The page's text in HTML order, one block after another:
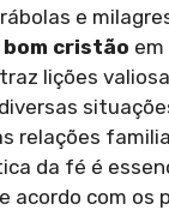
e
bom cristão em
lições
relações
da fé é
acordo com os